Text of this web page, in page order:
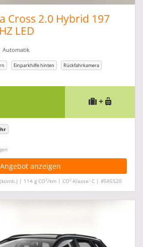
Cross 2.0 Hybrid 197
LED
Automatik
Einparkhilfe hinten
Rückfahrkamera
+
Angebot anzeigen
| 114 g CO2/km | CO2-Klasse: C | #585520